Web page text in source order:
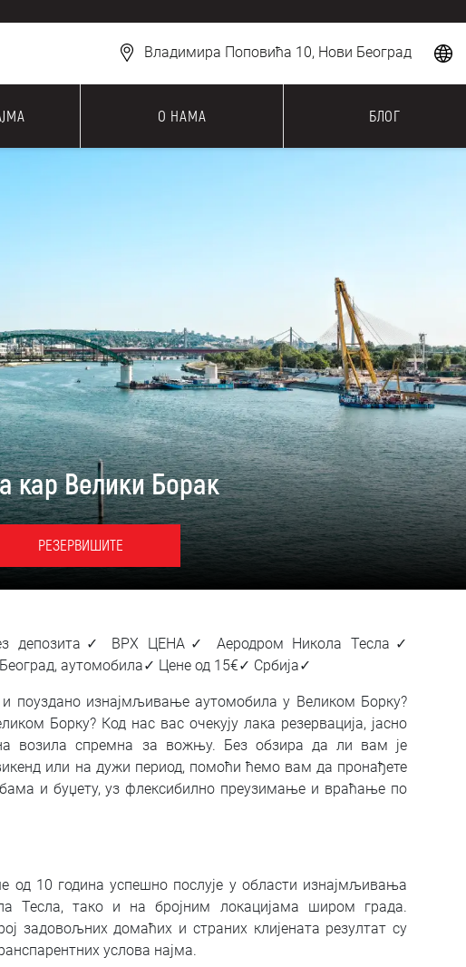
Владимира Поповића 10, Нови Београд
О НАМА БЛОГ
кар Велики Борак
РЕЗЕРВИШИТЕ
депозита✓ ВРХ ЦЕНА✓ Аеродром Никола Тесла✓
аутомобила✓ Цене од 15€✓ Србија✓
и поуздано изнајмљивање аутомобила у Великом Борку?
Борку? Код нас вас очекују лака резервација, јасно
возила спремна за вожњу. Без обзира да ли вам је
или на дужи период, помоћи ћемо вам да пронађете
и буџету, уз флексибилно преузимање и враћање по
од 10 година успешно послује у области изнајмљивања
Тесла, тако и на бројним локацијама широм града.
задовољних домаћих и страних клијената резултат су
услова најма.